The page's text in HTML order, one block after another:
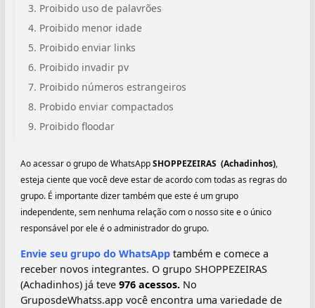
Proibido uso de palavrões
Proibido menor idade
Proibido enviar links
Proibido invadir pv
Proibido números estrangeiros
Probido enviar compactados
Proibido floodar
Ao acessar o grupo de WhatsAppSHOPPEZEIRAS ️ (Achadinhos),
esteja ciente que você deve estar de acordo com todas as regras do
grupo. É importante dizer também que este é um grupo
independente, sem nenhuma relação com o nosso site e o único
responsável por ele é o administrador do grupo.
Envie seu grupo do WhatsApp também e comece a
receber novos integrantes. O grupo SHOPPEZEIRAS ️
(Achadinhos) já teve 976 acessos. No
GruposdeWhatss.app você encontra uma variedade de